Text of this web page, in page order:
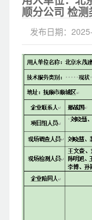
顺分公司 检
发布日期：